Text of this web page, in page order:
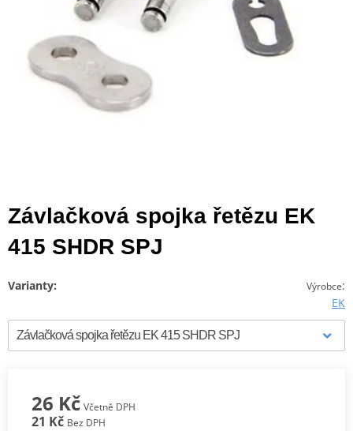
Závlačková spojka řetězu EK
415 SHDR SPJ
Výrobce:
EK
Varianty:
26 Kč Včetně DPH
21 Kč Bez DPH